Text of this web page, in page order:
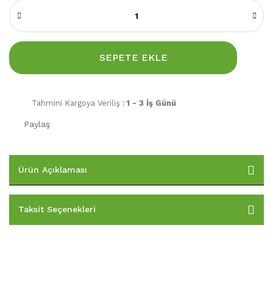
SEPETE EKLE
Tahmini Kargoya Veriliş : 1 - 3 İş Günü
Paylaş
Ürün Açıklaması
Taksit Seçenekleri